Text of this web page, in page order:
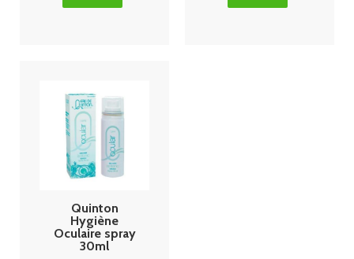
Quinton
Hygiène
Oculaire spray
30ml